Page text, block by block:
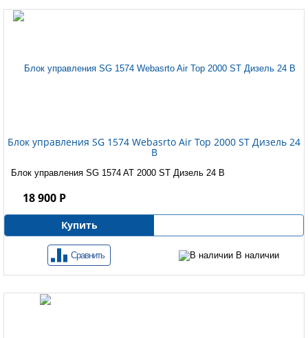
Блок управления SG 1574 Webasrto Air Top 2000 ST Дизель 24
B
Блок управления SG 1574 AT 2000 ST Дизель 24 B
18 900 Р
Купить
Сравнить В наличии